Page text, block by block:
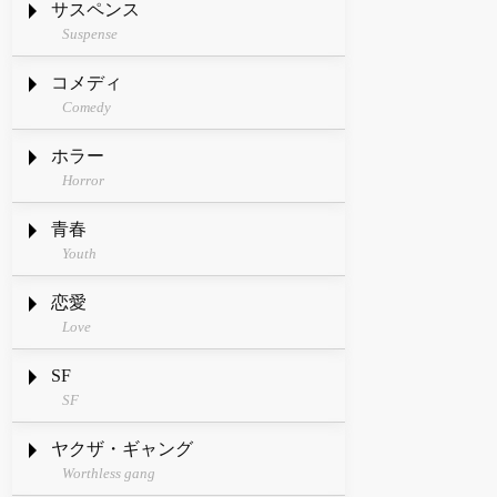
サスペンス
Suspense
コメディ
Comedy
ホラー
Horror
青春
Youth
恋愛
Love
SF
SF
ヤクザ・ギャング
Worthless gang